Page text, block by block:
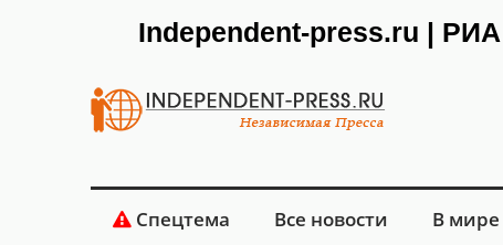
Independent-press.ru |
Спецтема Все новости В мире